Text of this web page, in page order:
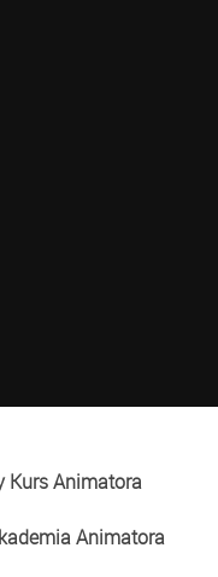
Kurs Animatora
Animatora